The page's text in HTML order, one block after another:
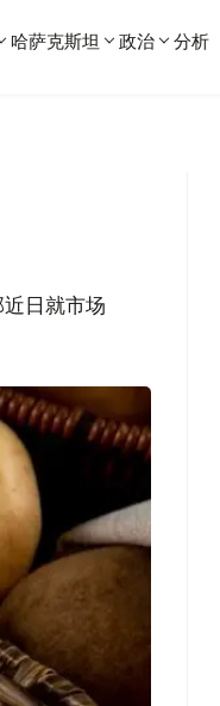
哈萨克斯坦 政治 分析
日就市场